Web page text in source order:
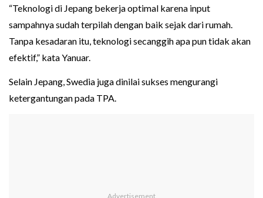
“Teknologi di Jepang bekerja optimal karena input
sampahnya sudah terpilah dengan baik sejak dari rumah.
Tanpa kesadaran itu, teknologi secanggih apa pun tidak akan
efektif,” kata Yanuar.
Selain Jepang, Swedia juga dinilai sukses mengurangi
ketergantungan pada TPA.